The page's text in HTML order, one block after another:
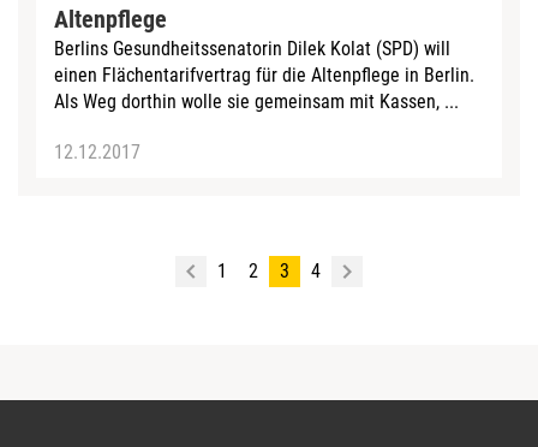
Altenpflege
Berlins Gesundheitssenatorin Dilek Kolat (SPD) will
einen Flächentarifvertrag für die Altenpflege in Berlin.
Als Weg dorthin wolle sie gemeinsam mit Kassen, ...
12.12.2017
1 2 3 4